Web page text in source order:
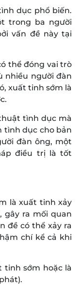
dục phổ biến.
trong ba người
vấn đề này tại
thể đóng vai trò
nhiều người đàn
xuất tinh sớm là
tình dục mà
tình dục cho bản
đàn ông, một
điều trị là tốt
là xuất tinh xảy
gây ra mối quan
đề có thể xảy ra
chí kể cả khi
tinh sớm hoặc là